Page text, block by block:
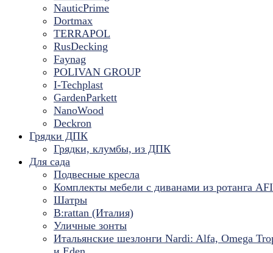
NauticPrime
Dortmax
TERRAPOL
RusDecking
Faynag
POLIVAN GROUP
I-Techplast
GardenParkett
NanoWood
Deckron
Грядки ДПК
Грядки, клумбы, из ДПК
Для сада
Подвесные кресла
Комплекты мебели с диванами из ротанга
Шатры
B:rattan (Италия)
Уличные зонты
Итальянские шезлонги Nardi: Alfa, Omega